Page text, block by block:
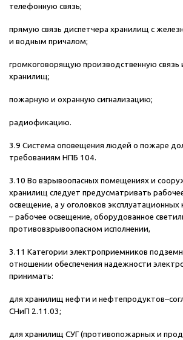
телефонную связь;
прямую связь диспетчера хранилищ с
и водным причалом;
громкоговорящую производственную связь
хранилищ;
пожарную и охранную сигнализацию;
радиофикацию.
3.9 Система оповещения людей о пожаре
требованиям НПБ 104.
3.10 Во взрывоопасных помещениях и
хранилищ следует предусматривать
освещение, а у оголовков
– рабочее освещение, оборудованное
противовзрывоопасном исполнении,
3.11 Категории электроприемников
отношении обеспечения надежности
принимать:
для хранилищ нефти и
СНиП 2.11.03;
для хранилищ СУГ (противопожарных и